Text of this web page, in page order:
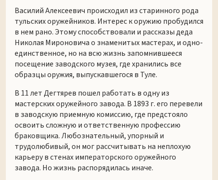
Василий Алексеевич происходил из старинного рода
тульских оружейников. Интерес к оружию пробудился
в нем рано. Этому способствовали и рассказы деда
Николая Мироновича о знаменитых мастерах, и одно-
единственное, но на всю жизнь запомнившееся
посещение заводского музея, где хранились все
образцы оружия, выпускавшегося в Туле.
В 11 лет Дегтярев пошел работать в одну из
мастерских оружейного завода. В 1893 г. его перевели
в заводскую приемную комиссию, где предстояло
освоить сложную и ответственную профессию
браковщика. Любознательный, упорный и
трудолюбивый, он мог рассчитывать на неплохую
карьеру в стенах императорского оружейного
завода. Но жизнь распорядилась иначе.